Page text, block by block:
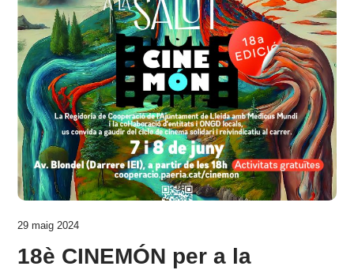
29 maig 2024
18è CINEMÓN per a la